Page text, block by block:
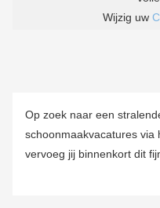
Op zoek naar een
schoonmaakvacatures via
vervoeg jij binnenkort dit